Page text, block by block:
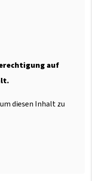
auf
diesen Inhalt zu